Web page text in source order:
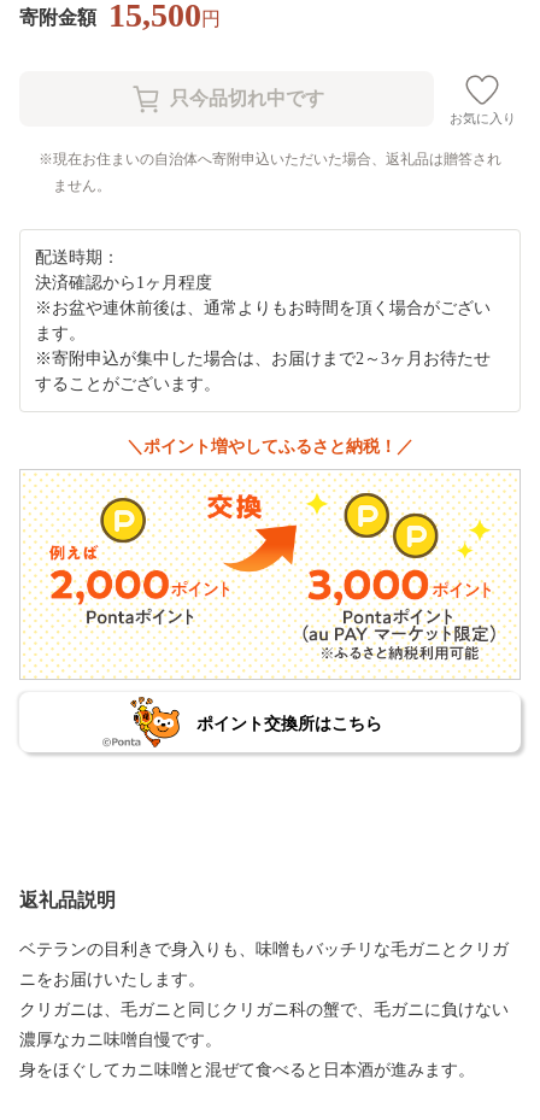
寄附金額 15,500円
お気に入り
現在お住まいの自治体へ寄附申込いただいた場合、返礼品は贈答され
ません。
配送時期：
決済確認から1ヶ月程度
※お盆や連休前後は、通常よりもお時間を頂く場合がござい
ます。
※寄附申込が集中した場合は、お届けまで2～3ヶ月お待たせ
することがございます。
＼ポイント増やしてふるさと納税！／
ポイント交換所はこちら
返礼品説明
ベテランの目利きで身入りも、味噌もバッチリな毛ガニとクリガ
ニをお届けいたします。
クリガニは、毛ガニと同じクリガニ科の蟹で、毛ガニに負けない
濃厚なカニ味噌自慢です。
身をほぐしてカニ味噌と混ぜて食べると日本酒が進みます。